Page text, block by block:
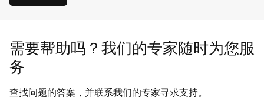
需要帮助吗？我们的专家随时为您服
务
查找问题的答案，并联系我们的专家寻求支持。